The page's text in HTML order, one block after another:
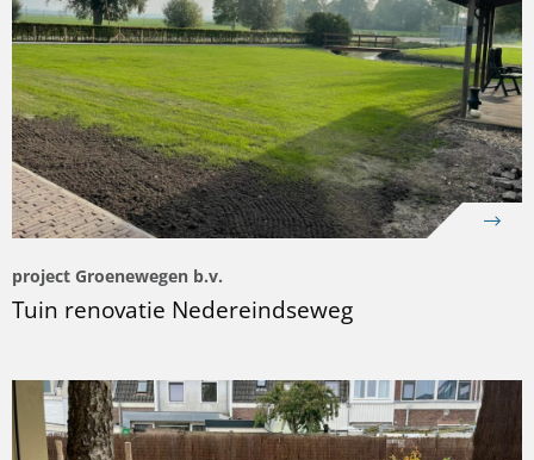
project Groenewegen b.v.
Tuin renovatie Nedereindseweg